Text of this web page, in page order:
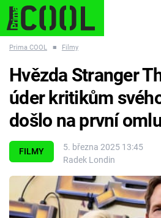
ESCAPE PLNEJ KOTEL
Témata
Filmy
Prima COOL ■ Filmy
FILMY
5. března 2025 13:45
Radek Londin
Hvězda Stranger
úder kritikům
došlo na první